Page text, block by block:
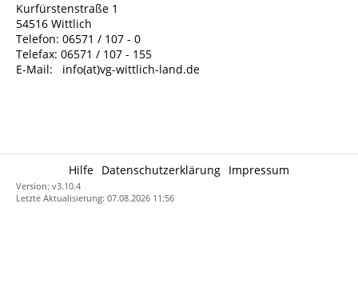
Kurfürstenstraße 1
54516 Wittlich
Telefon: 06571 / 107 - 0
Telefax: 06571 / 107 - 155
E-Mail: info(at)vg-wittlich-land.de
Hilfe Datenschutzerklärung Impressum
Version: v3.10.4
Letzte Aktualisierung: 07.08.2026 11:56